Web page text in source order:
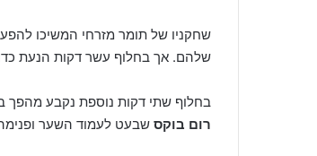
שחקניו של תומר מזרחי המשיכו
שלהם. אך בחלוף עשר דקות הנעת
בחלוף שתי דקות נוספת נקבע מהפך
רום בוקס שבעט לעמוד השער ופנימה – 1:2 למכבי ת"א צפון תוצאה שנשמרה עד לסיום